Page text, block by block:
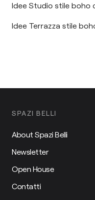
Idee Studio stile boho
Idee Terrazza stile
SPAZI BELLI
About Spazi Belli
Newsletter
Open House
Contatti